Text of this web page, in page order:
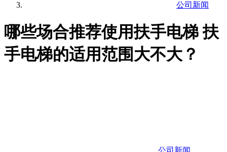
公司新闻
哪些场合推荐使用扶手电梯 扶
手电梯的适用范围大不大？
公司新闻